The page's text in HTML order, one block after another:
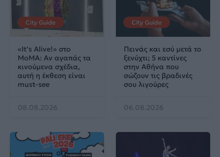
City Guide
«It’s Alive!» στο
MoMA: Αν αγαπάς τα
κινούμενα σχέδια,
αυτή η έκθεση είναι
must-see
08.08.2026
City Guide
Πεινάς και εσύ μετά το
ξενύχτι; 5 καντίνες
στην Αθήνα που
σώζουν τις βραδινές
σου λιγούρες
06.08.2026